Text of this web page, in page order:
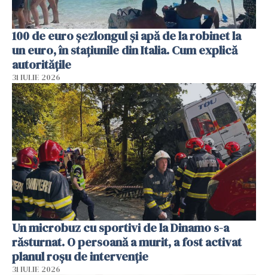
100 de euro șezlongul și apă de la robinet la
un euro, în stațiunile din Italia. Cum explică
autoritățile
31 IULIE 2026
Un microbuz cu sportivi de la Dinamo s-a
răsturnat. O persoană a murit, a fost activat
planul roșu de intervenție
31 IULIE 2026